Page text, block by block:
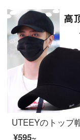
¥595~